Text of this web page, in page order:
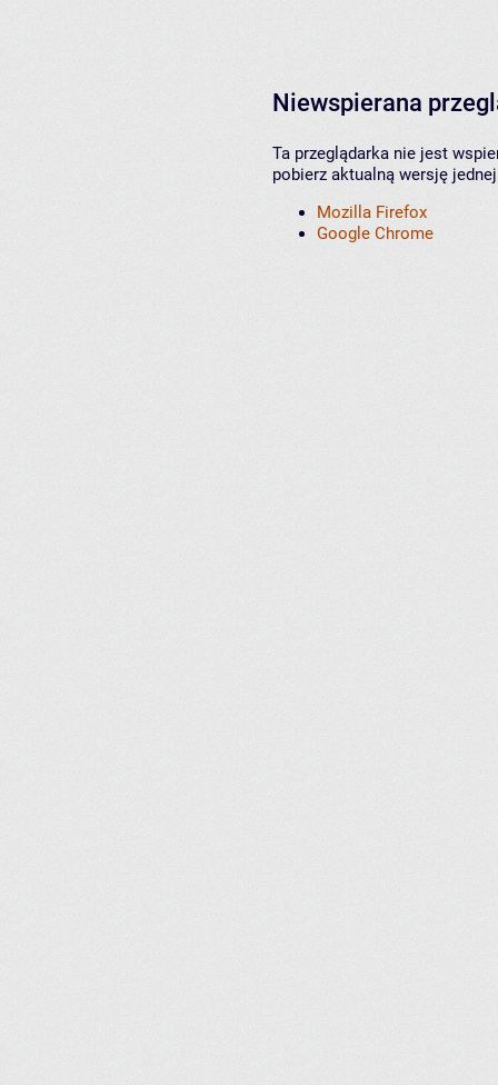
Niewspierana
Ta przeglądarka nie jest
pobierz aktualną wersję
Mozilla Firefox
Google Chrome